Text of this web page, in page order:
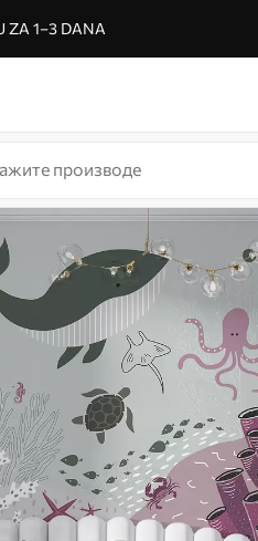
ZA 1–3 DANA